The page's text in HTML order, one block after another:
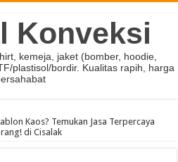
Konveksi
kemeja, jaket (bomber, hoodie,
plastisol/bordir. Kualitas rapih, harga
Kaos? Temukan Jasa Terpercaya
di Cisalak